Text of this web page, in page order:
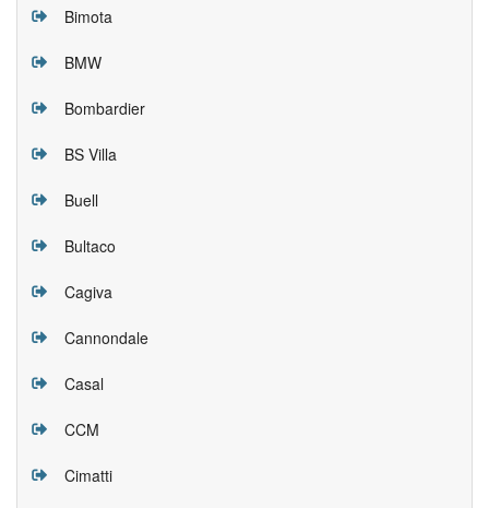
Bimota
BMW
Bombardier
BS Villa
Buell
Bultaco
Cagiva
Cannondale
Casal
CCM
Cimatti